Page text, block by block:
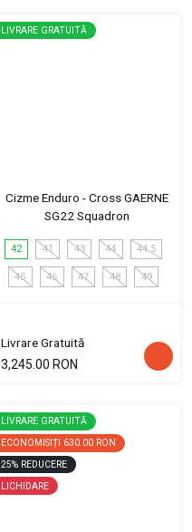
LIVRARE GRATUITĂ
Cizme Enduro - Cross GAERNE
SG22 Squadron
42 41 43 44 44.5
45 46 47 48 49
Livrare Gratuită
3,245.00 RON
LIVRARE GRATUITĂ
ECONOMISIȚI 630.00 RON
25% REDUCERE
LICHIDARE